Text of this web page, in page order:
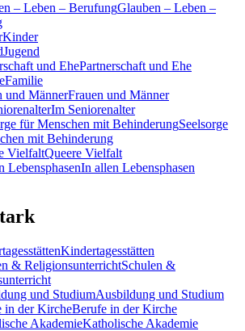
Glauben – Leben –
Kinder
Jugend
Partnerschaft und Ehe
Familie
Frauen und Männer
Im Seniorenalter
Seelsorge
mit Behinderung
Queere Vielfalt
In allen Lebensphasen
Kindertagesstätten
Schulen &
Ausbildung und Studium
Berufe in der Kirche
Katholische Akademie